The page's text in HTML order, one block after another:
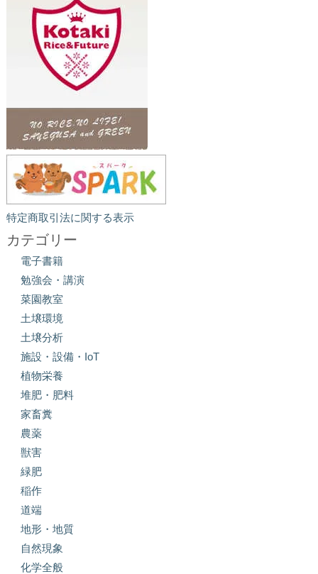
特定商取引法に関する表示
カテゴリー
電子書籍
勉強会・講演
菜園教室
土壌環境
土壌分析
施設・設備・IoT
植物栄養
堆肥・肥料
家畜糞
農薬
獣害
緑肥
稲作
道端
地形・地質
自然現象
化学全般